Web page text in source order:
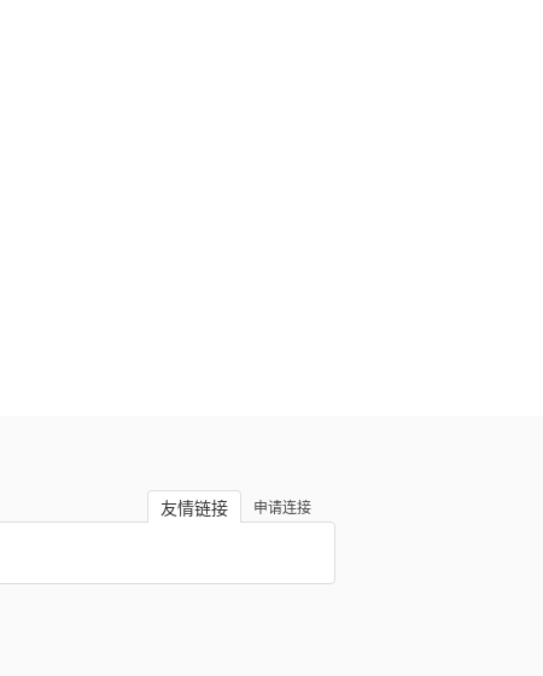
申请连接
友情链接